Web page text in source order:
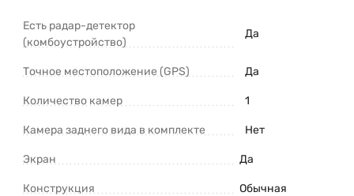
Есть радар-детектор
(комбоустройство)
Да
Точное местоположение (GPS) Да
Количество камер 1
Камера заднего вида в комплекте Нет
Экран Да
Конструкция Обычная